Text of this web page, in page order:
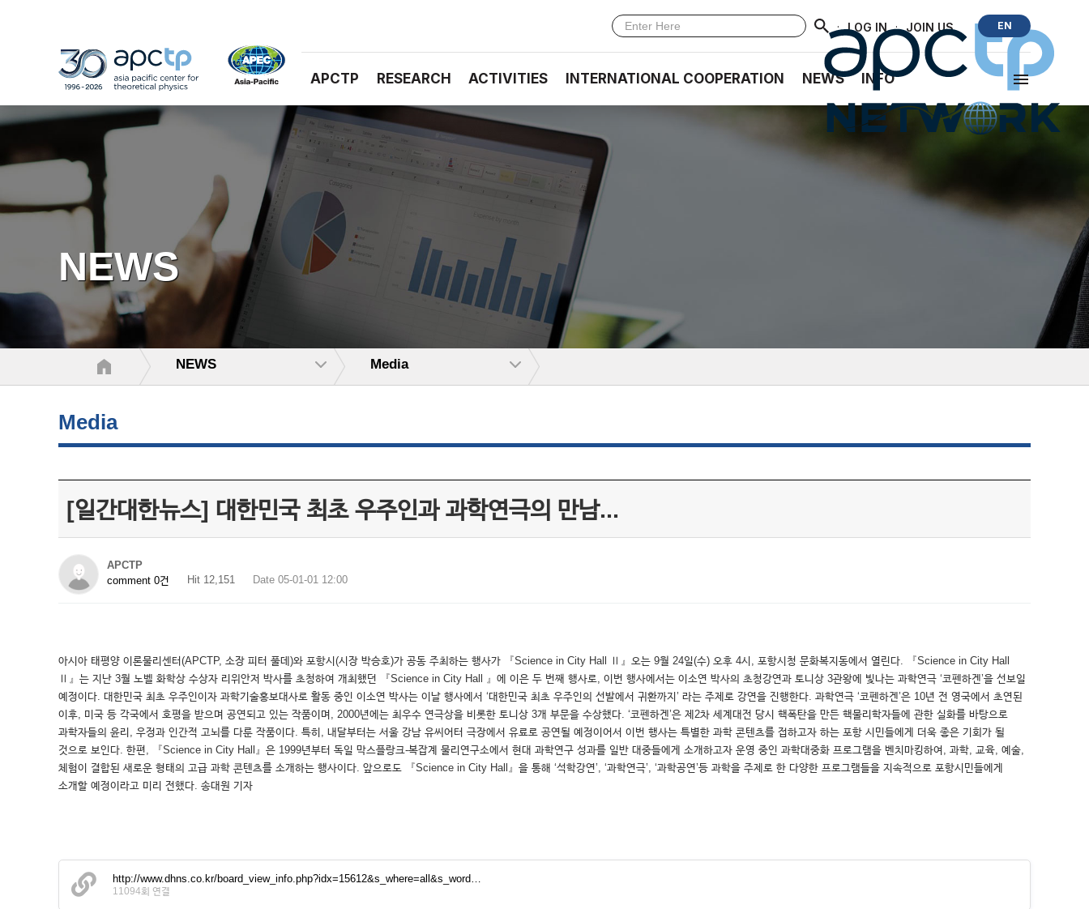
· LOG IN · JOIN US EN
APCTP RESEARCH ACTIVITIES INTERNATIONAL COOPERATION NEWS INFO
NEWS
NEWS Media
Media
[일간대한뉴스] 대한민국 최초 우주인과 과학연극의 만남...
APCTP
comment 0건
Hit 12,151 Date 05-01-01 12:00
아시아 태평양 이론물리센터(APCTP, 소장 피터 풀데)와 포항시(시장 박승호)가 공동 주최하는 행사가 『Science in City Hall Ⅱ』오는 9월 24일(수) 오후 4시, 포항시청 문화복지동에서 열린다. 『Science in City Hall
Ⅱ』는 지난 3월 노벨 화학상 수상자 리위안저 박사를 초청하여 개최했던 『Science in City Hall 』에 이은 두 번째 행사로, 이번 행사에서는 이소연 박사의 초청강연과 토니상 3관왕에 빛나는 과학연극 ‘코펜하겐’을 선보일
예정이다. 대한민국 최초 우주인이자 과학기술홍보대사로 활동 중인 이소연 박사는 이날 행사에서 ‘대한민국 최초 우주인의 선발에서 귀환까지’ 라는 주제로 강연을 진행한다. 과학연극 ‘코펜하겐’은 10년 전 영국에서 초연된
이후, 미국 등 각국에서 호평을 받으며 공연되고 있는 작품이며, 2000년에는 최우수 연극상을 비롯한 토니상 3개 부문을 수상했다. ‘코펜하겐’은 제2차 세계대전 당시 핵폭탄을 만든 핵물리학자들에 관한 실화를 바탕으로
과학자들의 윤리, 우정과 인간적 고뇌를 다룬 작품이다. 특히, 내달부터는 서울 강남 유씨어터 극장에서 유료로 공연될 예정이어서 이번 행사는 특별한 과학 콘텐츠를 접하고자 하는 포항 시민들에게 더욱 좋은 기회가 될
것으로 보인다. 한편, 『Science in City Hall』은 1999년부터 독일 막스플랑크-복잡계 물리연구소에서 현대 과학연구 성과를 일반 대중들에게 소개하고자 운영 중인 과학대중화 프로그램을 벤치마킹하여, 과학, 교육, 예술,
체험이 결합된 새로운 형태의 고급 과학 콘텐츠를 소개하는 행사이다. 앞으로도 『Science in City Hall』을 통해 ‘석학강연’, ‘과학연극’, ‘과학공연’등 과학을 주제로 한 다양한 프로그램들을 지속적으로 포항시민들에게
소개할 예정이라고 미리 전했다. 송대원 기자
http://www.dhns.co.kr/board_view_info.php?idx=15612&s_where=all&s_word…
11094회 연결